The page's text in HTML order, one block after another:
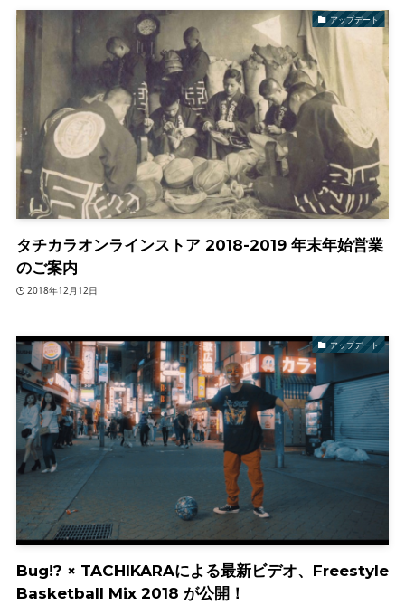
アップデート
タチカラオンラインストア 2018-2019 年末年始営業
のご案内
2018年12月12日
アップデート
Bug!? × TACHIKARAによる最新ビデオ、Freestyle
Basketball Mix 2018 が公開！